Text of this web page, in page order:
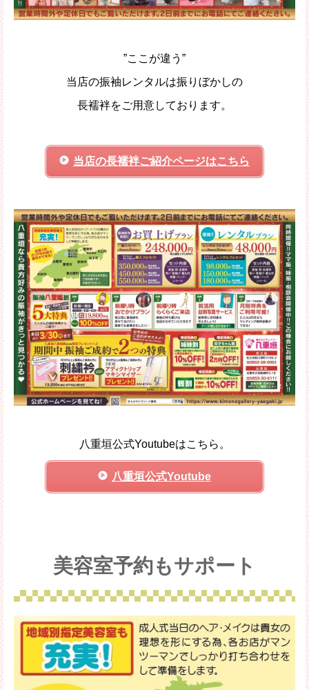
”ここが違う”
当店の振袖レンタルは振りぼかしの
長襦袢をご用意しております。
当店の長襦袢ご紹介ページはこちら
八重垣公式Youtubeはこちら。
八重垣公式Youtube
美容室予約もサポート